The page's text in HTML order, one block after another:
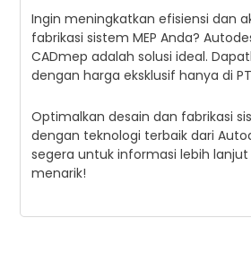
Ingin meningkatkan efisiensi dan
fabrikasi sistem MEP Anda?
CADmep adalah solusi ideal.
dengan harga eksklusif hanya di
Optimalkan desain dan fabrikasi
dengan teknologi terbaik dari
segera untuk informasi lebih
menarik!